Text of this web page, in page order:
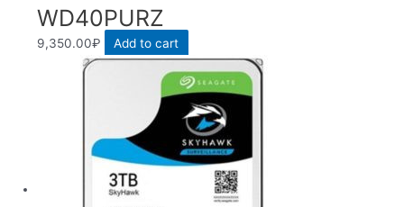
WD40PURZ
9,350.00₽ Add to cart